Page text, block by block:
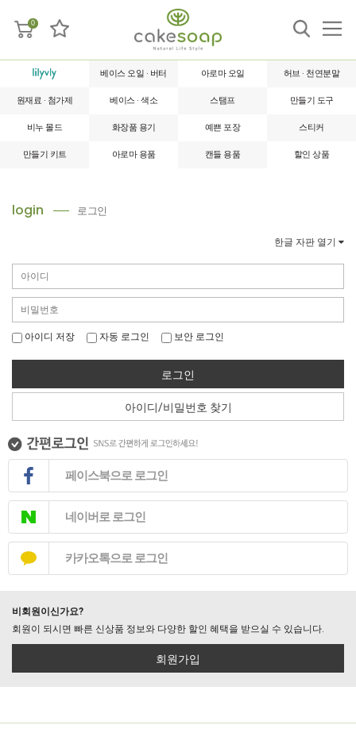
0
베이스 오일 · 버터 아로마 오일 허브 · 천연분말
원재료 · 첨가제 베이스 · 색소 스탬프 만들기 도구
비누 몰드 화장품 용기 예쁜 포장 스티커
만들기 키트 아로마 용품 캔들 용품 할인 상품
login 로그인
한글 자판 열기
아이디 저장 자동 로그인 보안 로그인
로그인
아이디/비밀번호 찾기
페이스북으로 로그인
네이버로 로그인
카카오톡으로 로그인
비회원이신가요?
회원이 되시면 빠른 신상품 정보와 다양한 할인 혜택을 받으실 수 있습니다.
회원가입